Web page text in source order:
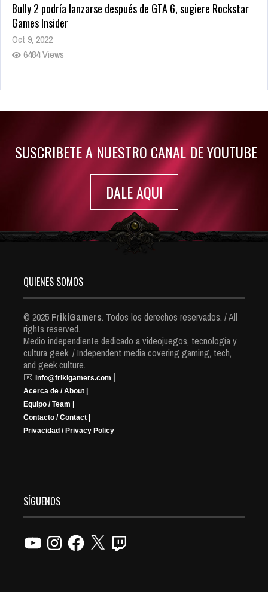
Bully 2 podría lanzarse después de GTA 6, sugiere Rockstar
Games Insider
Oct 9, 2022
6484 Views
Rumor: Se filtran los primeros detalles de Resident Evil 9
SUSCRIBETE A NUESTRO CANAL DE YOUTUBE
DALE AQUI
QUIENES SOMOS
© 2025 FrikiGamers. Todos los derechos reservados. / All
rights reserved.
Medio independiente dedicado a videojuegos, tecnología y
cultura geek. / Independent media covering gaming, tech,
and geek culture.
📧 info@frikigamers.com |
Acerca de / About |
Equipo / Team |
Contacto / Contact |
Privacidad / Privacy Policy
SÍGUENOS
YouTubeInstagramFacebook
X Twitch